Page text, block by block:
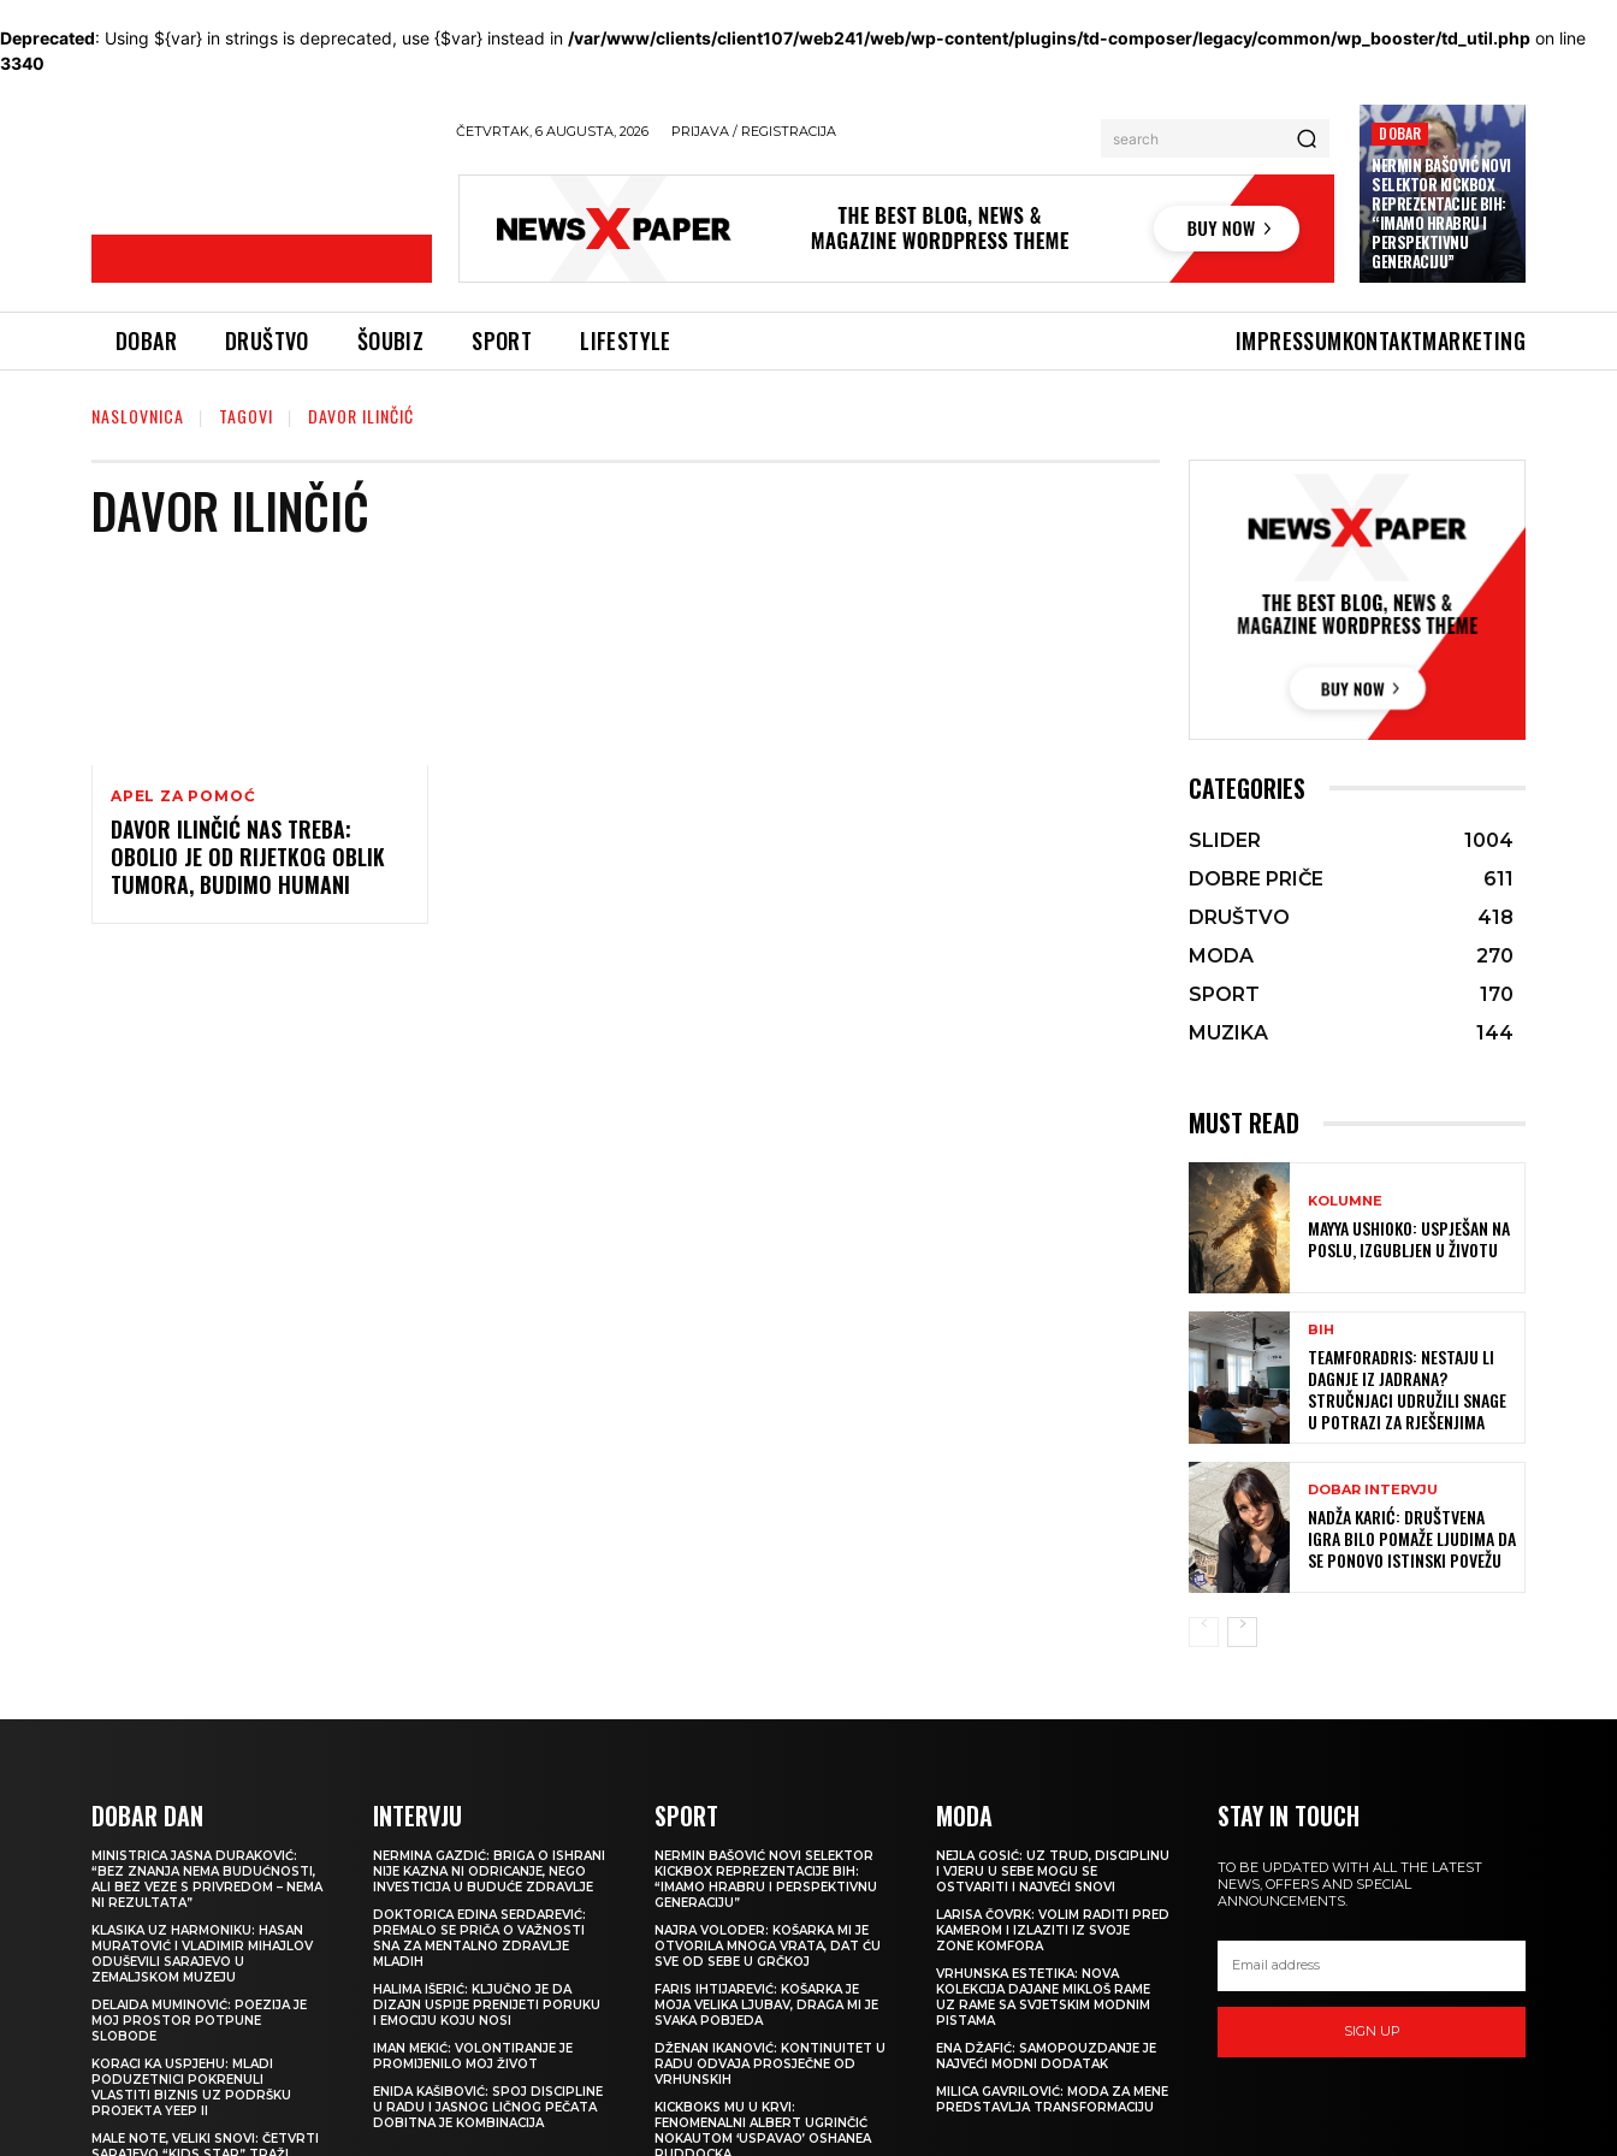
Deprecated: Using ${var} in strings is deprecated, use {$var} instead in /var/www/clients/client107/web241/web/wp-content/plugins/td-composer/legacy/common/wp_booster/td_util.php on line
3340
ČETVRTAK, 6 AUGUSTA, 2026 PRIJAVA / REGISTRACIJA search DOBAR
NERMIN BAŠOVIĆ NOVI
SELEKTOR KICKBOX
REPREZENTACIJE BIH:
“IMAMO HRABRU I
PERSPEKTIVNU
GENERACIJU”
DOBAR DRUŠTVO ŠOUBIZ SPORT LIFESTYLE IMPRESSUMKONTAKTMARKETING
NASLOVNICA TAGOVI DAVOR ILINČIĆ
DAVOR ILINČIĆ
APEL ZA POMOĆ
DAVOR ILINČIĆ NAS TREBA:
OBOLIO JE OD RIJETKOG OBLIK
TUMORA, BUDIMO HUMANI
CATEGORIES
SLIDER
1004
DOBRE PRIČE
611
DRUŠTVO
418
MODA
270
SPORT
170
MUZIKA
144
MUST READ
KOLUMNE
MAYYA USHIOKO: USPJEŠAN NA
POSLU, IZGUBLJEN U ŽIVOTU
BIH
TEAMFORADRIS: NESTAJU LI
DAGNJE IZ JADRANA?
STRUČNJACI UDRUŽILI SNAGE
U POTRAZI ZA RJEŠENJIMA
DOBAR INTERVJU
NADŽA KARIĆ: DRUŠTVENA
IGRA BILO POMAŽE LJUDIMA DA
SE PONOVO ISTINSKI POVEŽU
DOBAR DAN
MINISTRICA JASNA DURAKOVIĆ:
“BEZ ZNANJA NEMA BUDUĆNOSTI,
ALI BEZ VEZE S PRIVREDOM – NEMA
NI REZULTATA”
KLASIKA UZ HARMONIKU: HASAN
MURATOVIĆ I VLADIMIR MIHAJLOV
ODUŠEVILI SARAJEVO U
ZEMALJSKOM MUZEJU
DELAIDA MUMINOVIĆ: POEZIJA JE
MOJ PROSTOR POTPUNE
SLOBODE
KORACI KA USPJEHU: MLADI
PODUZETNICI POKRENULI
VLASTITI BIZNIS UZ PODRŠKU
PROJEKTA YEEP II
MALE NOTE, VELIKI SNOVI: ČETVRTI
INTERVJU
NERMINA GAZDIĆ: BRIGA O ISHRANI
NIJE KAZNA NI ODRICANJE, NEGO
INVESTICIJA U BUDUĆE ZDRAVLJE
DOKTORICA EDINA SERDAREVIĆ:
PREMALO SE PRIČA O VAŽNOSTI
SNA ZA MENTALNO ZDRAVLJE
MLADIH
HALIMA IŠERIĆ: KLJUČNO JE DA
DIZAJN USPIJE PRENIJETI PORUKU
I EMOCIJU KOJU NOSI
IMAN MEKIĆ: VOLONTIRANJE JE
PROMIJENILO MOJ ŽIVOT
ENIDA KAŠIBOVIĆ: SPOJ DISCIPLINE
U RADU I JASNOG LIČNOG PEČATA
DOBITNA JE KOMBINACIJA
SPORT
NERMIN BAŠOVIĆ NOVI SELEKTOR
KICKBOX REPREZENTACIJE BIH:
“IMAMO HRABRU I PERSPEKTIVNU
GENERACIJU”
NAJRA VOLODER: KOŠARKA MI JE
OTVORILA MNOGA VRATA, DAT ĆU
SVE OD SEBE U GRČKOJ
FARIS IHTIJAREVIĆ: KOŠARKA JE
MOJA VELIKA LJUBAV, DRAGA MI JE
SVAKA POBJEDA
DŽENAN IKANOVIĆ: KONTINUITET U
RADU ODVAJA PROSJEČNE OD
VRHUNSKIH
KICKBOKS MU U KRVI:
FENOMENALNI ALBERT UGRINČIĆ
NOKAUTOM ‘USPAVAO’ OSHANEA
MODA
NEJLA GOSIĆ: UZ TRUD, DISCIPLINU
I VJERU U SEBE MOGU SE
OSTVARITI I NAJVEĆI SNOVI
LARISA ČOVRK: VOLIM RADITI PRED
KAMEROM I IZLAZITI IZ SVOJE
ZONE KOMFORA
VRHUNSKA ESTETIKA: NOVA
KOLEKCIJA DAJANE MIKLOŠ RAME
UZ RAME SA SVJETSKIM MODNIM
PISTAMA
ENA DŽAFIĆ: SAMOPOUZDANJE JE
NAJVEĆI MODNI DODATAK
MILICA GAVRILOVIĆ: MODA ZA MENE
PREDSTAVLJA TRANSFORMACIJU
STAY IN TOUCH
TO BE UPDATED WITH ALL THE LATEST
NEWS, OFFERS AND SPECIAL
ANNOUNCEMENTS.
SIGN UP